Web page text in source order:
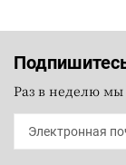
Раз в неделю